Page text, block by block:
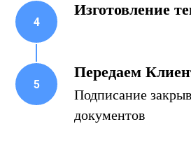
Изготовление
Передаем
Подписание
документов